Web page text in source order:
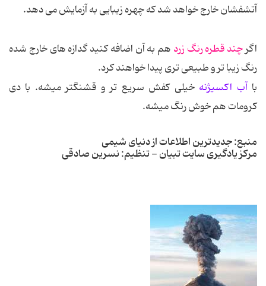
آتشفشان خارج خواهد شد كه چهره زیبایی به آزمایش می دهد.
اگرچند قطره رنگ زرد هم به آن اضافه كنید گدازه های خارج شده
رنگ زیبا تر و طبیعی تری پیدا خواهند كرد.
باآب اکسیژنهخیلی کفش سریع تر و قشنگتر میشه. با دی
کرومات هم خوش رنگ میشه.
منبع: جدیدترین اطلاعات از دنیای شیمی
مرکز یادگیری سایت تبیان - تنظیم: نسرین صادقی